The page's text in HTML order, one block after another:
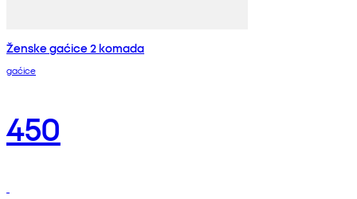
Ženske gaćice 2 komada
gaćice
450